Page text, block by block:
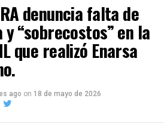
denuncia falta de
“sobrecostos” en la
que realizó Enarsa
ago on 18 de mayo de 2026